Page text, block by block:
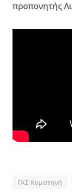
προπονητής
ΓΑΣ Κομοτηνή